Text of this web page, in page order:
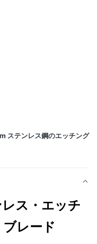
ステンレス鋼のエッチング
ス・エッチ
レード